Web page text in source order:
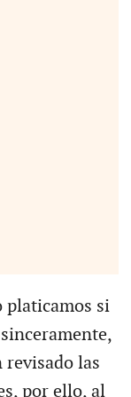
platicamos si
revisado las
por ello, al